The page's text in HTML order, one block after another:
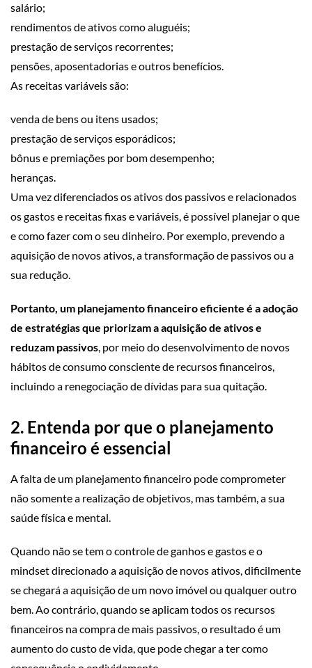
salário;
rendimentos de ativos como aluguéis;
prestação de serviços recorrentes;
pensões, aposentadorias e outros benefícios.
As receitas variáveis são:
venda de bens ou itens usados;
prestação de serviços esporádicos;
bônus e premiações por bom desempenho;
heranças.
Uma vez diferenciados os ativos dos passivos e relacionados
os gastos e receitas fixas e variáveis, é possível planejar o que
e como fazer com o seu dinheiro. Por exemplo, prevendo a
aquisição de novos ativos, a transformação de passivos ou a
sua redução.
Portanto, um planejamento financeiro eficiente é a adoção
de estratégias que priorizam a aquisição de ativos e
reduzam passivos, por meio do desenvolvimento de novos
hábitos de consumo consciente de recursos financeiros,
incluindo a renegociação de dívidas para sua quitação.
2. Entenda por que o planejamento
financeiro é essencial
A falta de um planejamento financeiro pode comprometer
não somente a realização de objetivos, mas também, a sua
saúde física e mental.
Quando não se tem o controle de ganhos e gastos e o
mindset direcionado a aquisição de novos ativos, dificilmente
se chegará a aquisição de um novo imóvel ou qualquer outro
bem. Ao contrário, quando se aplicam todos os recursos
financeiros na compra de mais passivos, o resultado é um
aumento do custo de vida, que pode chegar a ter como